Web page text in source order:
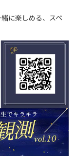
に楽しめる、スペ